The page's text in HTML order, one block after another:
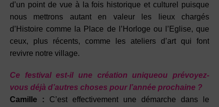
d’un point de vue à la fois historique et culturel puisque
nous mettrons autant en valeur les lieux chargés
d’Histoire comme la Place de l’Horloge ou l’Eglise, que
ceux, plus récents, comme les ateliers d’art qui font
revivre notre village.
Ce festival est-il une création uniqueou prévoyez-
vous déjà d’autres choses pour l’année prochaine ?
Camille : C’est effectivement une démarche dans le